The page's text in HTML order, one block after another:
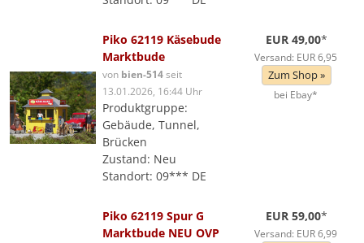
Piko 62119 Käsebude
Marktbude
von bien-514seit
13.01.2026, 16:44 Uhr
Produktgruppe:
Gebäude, Tunnel,
Brücken
Zustand: Neu
Standort: 09*** DE
EUR 49,00*
Versand: EUR 6,95
Zum Shop »
bei Ebay*
Piko 62119 Spur G
Marktbude NEU OVP
EUR 59,00*
Versand: EUR 6,99